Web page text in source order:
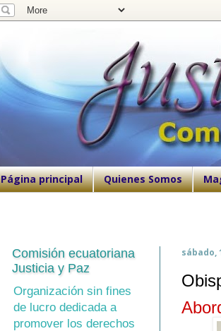
Página principal Quienes Somos
sábado,
Comisión ecuatoriana
Justicia y Paz
Organización sin fines
de lucro dedicada a
promover los derechos